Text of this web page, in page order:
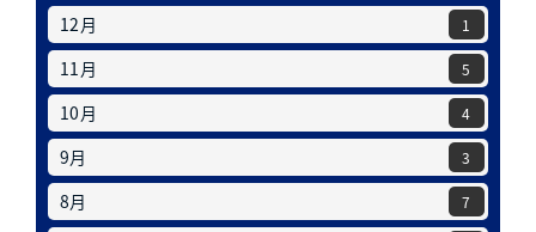
12月 1
11月 5
10月 4
9月 3
8月 7